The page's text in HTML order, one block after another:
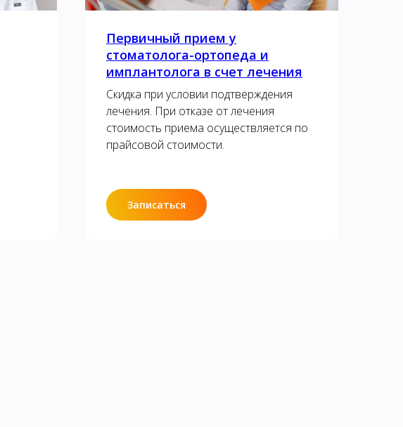
Первичный прием у
стоматолога-ортопеда и
имплантолога в счет лечения
Скидка при условии подтверждения
лечения. При отказе от лечения
стоимость приема осуществляется по
прайсовой стоимости.
Записаться